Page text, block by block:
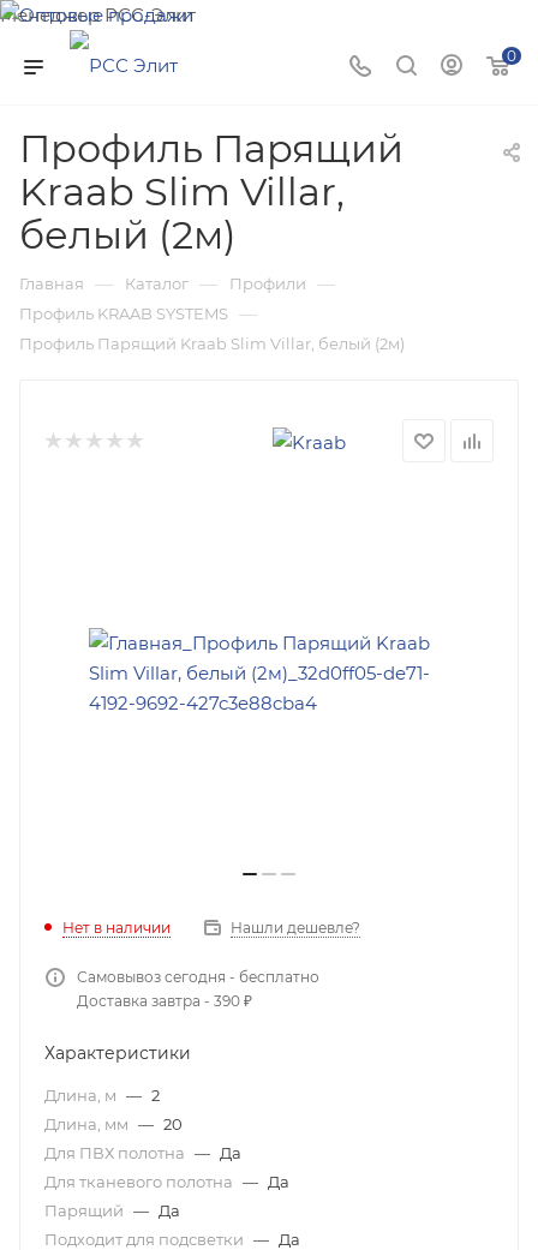
Менеджер РСС-Элит
Напишите нам и мы поможем подобрать товар именно
для Вас!
0
Профиль Парящий
Kraab Slim Villar,
белый (2м)
Главная — Каталог — Профили —
Профиль KRAAB SYSTEMS —
Профиль Парящий Kraab Slim Villar, белый (2м)
Нет в наличии Нашли дешевле?
Самовывоз сегодня - бесплатно
Доставка завтра - 390 ₽
Характеристики
Длина, м — 2
Длина, мм — 20
Для ПВХ полотна — Да
Для тканевого полотна — Да
Парящий — Да
Подходит для подсветки — Да